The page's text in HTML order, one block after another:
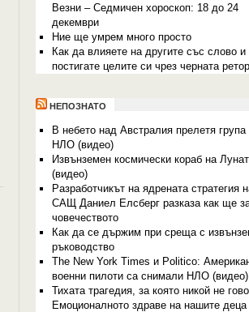
Везни – Седмичен хороскоп: 18 до 24
декември
Ние ще умрем много просто
Как да влияете на другите със слово и
постигате целите си чрез черната
НЕПОЗНАТО
В небето над Австралия прелетя група
НЛО (видео)
Извънземен космически кораб на
(видео)
Разработчикът на ядрената стратегия
САЩ Даниел Елсберг разказа как ще
човечеството
Как да се държим при среща с
ръководство
The New York Times и Politico:
военни пилоти са снимали НЛО (видео)
Тихата трагедия, за която никой не
Емоционалното здраве на нашите деца